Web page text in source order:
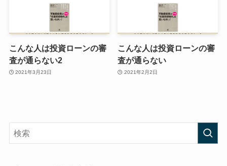
こんな人は投資ローンの審
査が通らない2
2021年3月23日
こんな人は投資ローンの審
査が通らない
2021年2月2日